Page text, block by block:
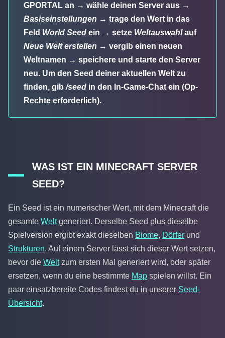
GPORTAL an → wähle deinen Server aus →
Basiseinstellungen → trage den Wert in das
Feld World Seed ein → setze Weltauswahlauf
Neue Welt erstellen → vergib einen neuen
Weltnamen → speichere und starte den Server
neu. Um den Seed deiner aktuellen Welt zu
finden, gib /seed in den In-Game-Chat ein (Op-
Rechte erforderlich).
WAS IST EIN MINECRAFT SERVER
SEED?
Ein Seed ist ein numerischer Wert, mit dem Minecraft die
gesamte Weltgeneriert. Derselbe Seed plus dieselbe
Spielversion ergibt exakt dieselben Biome, Dörfer und
Strukturen. Auf einem Server lässt sich dieser Wert setzen,
bevor die Weltzum ersten Mal generiert wird, oder später
ersetzen, wenn du eine bestimmte Map spielen willst. Ein
paar einsatzbereite Codes findest du in unserer Seed-
Übersicht.